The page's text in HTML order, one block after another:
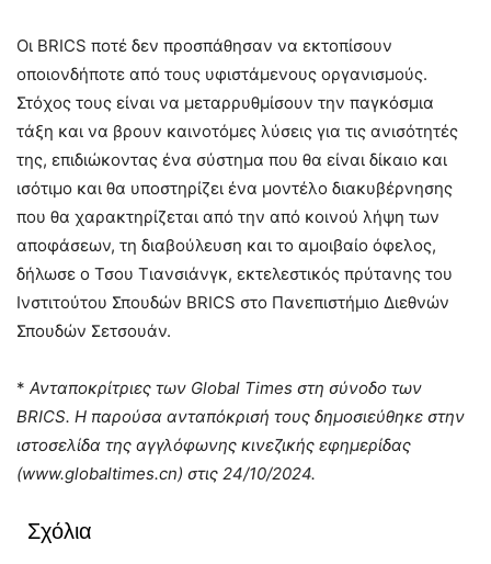
Οι BRICS ποτέ δεν προσπάθησαν να εκτοπίσουν
οποιονδήποτε από τους υφιστάμενους οργανισμούς.
Στόχος τους είναι να μεταρρυθμίσουν την παγκόσμια
τάξη και να βρουν καινοτόμες λύσεις για τις ανισότητές
της, επιδιώκοντας ένα σύστημα που θα είναι δίκαιο και
ισότιμο και θα υποστηρίζει ένα μοντέλο διακυβέρνησης
που θα χαρακτηρίζεται από την από κοινού λήψη των
αποφάσεων, τη διαβούλευση και το αμοιβαίο όφελος,
δήλωσε ο Τσου Τιανσιάνγκ, εκτελεστικός πρύτανης του
Ινστιτούτου Σπουδών BRICS στο Πανεπιστήμιο Διεθνών
Σπουδών Σετσουάν.
* Ανταποκρίτριες των Global Times στη σύνοδο των
BRICS. Η παρούσα ανταπόκρισή τους δημοσιεύθηκε στην
ιστοσελίδα της αγγλόφωνης κινεζικής εφημερίδας
(www.globaltimes.cn) στις 24/10/2024.
Σχόλια